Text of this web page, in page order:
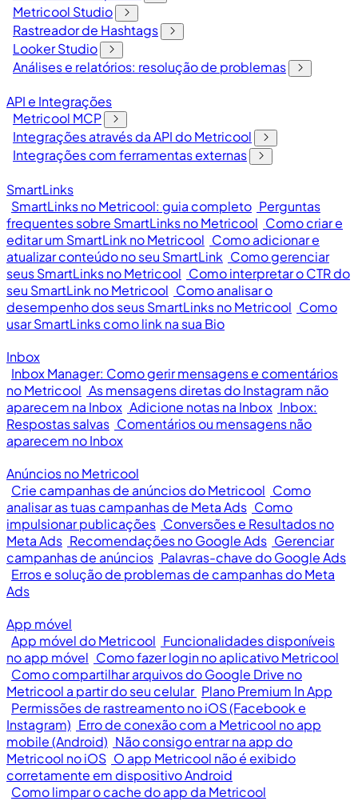
Metricool Studio
Rastreador de Hashtags
Looker Studio
Análises e relatórios: resolução de problemas
API e Integrações
Metricool MCP
Integrações através da API do Metricool
Integrações com ferramentas externas
SmartLinks
SmartLinks no Metricool: guia completo Perguntas
frequentes sobre SmartLinks no Metricool Como criar e
editar um SmartLink no Metricool Como adicionar e
atualizar conteúdo no seu SmartLink Como gerenciar
seus SmartLinks no Metricool Como interpretar o CTR do
seu SmartLink no Metricool Como analisar o
desempenho dos seus SmartLinks no Metricool Como
usar SmartLinks como link na sua Bio
Inbox
Inbox Manager: Como gerir mensagens e comentários
no Metricool As mensagens diretas do Instagram não
aparecem na Inbox Adicione notas na Inbox Inbox:
Respostas salvas Comentários ou mensagens não
aparecem no Inbox
Anúncios no Metricool
Crie campanhas de anúncios do Metricool Como
analisar as tuas campanhas de Meta Ads Como
impulsionar publicações Conversões e Resultados no
Meta Ads Recomendações no Google Ads Gerenciar
campanhas de anúncios Palavras-chave do Google Ads
Erros e solução de problemas de campanhas do Meta
Ads
App móvel
App móvel do Metricool Funcionalidades disponíveis
no app móvel Como fazer login no aplicativo Metricool
Como compartilhar arquivos do Google Drive no
Metricool a partir do seu celular Plano Premium In App
Permissões de rastreamento no iOS (Facebook e
Instagram) Erro de conexão com a Metricool no app
mobile (Android) Não consigo entrar na app do
Metricool no iOS O app Metricool não é exibido
corretamente em dispositivo Android
Como limpar o cache do app da Metricool